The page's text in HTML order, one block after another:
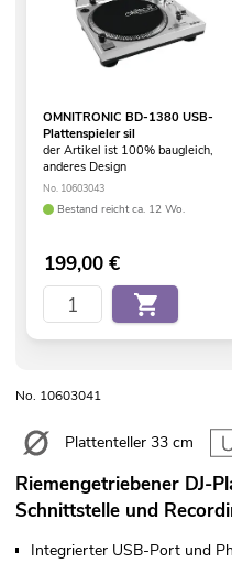
OMNITRONIC BD-1380 USB-
Plattenspieler sil
der Artikel ist 100% baugleich,
anderes Design
No. 10603043
Bestand reicht ca. 12 Wo.
199,00€
No. 10603041
Plattenteller 33 cm
Riemengetriebener DJ-
Schnittstelle und
Integrierter USB-Port und